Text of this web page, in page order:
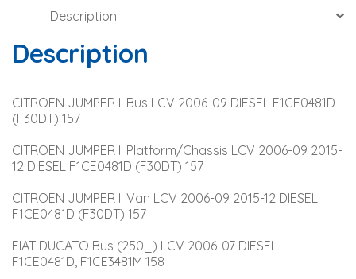
Description
Description
CITROEN JUMPER II Bus LCV 2006-09 DIESEL F1CE0481D
(F30DT) 157
CITROEN JUMPER II Platform/Chassis LCV 2006-09 2015-
12 DIESEL F1CE0481D (F30DT) 157
CITROEN JUMPER II Van LCV 2006-09 2015-12 DIESEL
F1CE0481D (F30DT) 157
FIAT DUCATO Bus (250_) LCV 2006-07 DIESEL
F1CE0481D, F1CE3481M 158